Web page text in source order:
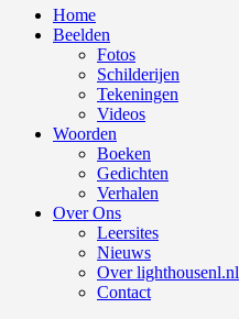
Home
Beelden
Fotos
Schilderijen
Tekeningen
Videos
Woorden
Boeken
Gedichten
Verhalen
Over Ons
Leersites
Nieuws
Over lighthousenl.nl
Contact